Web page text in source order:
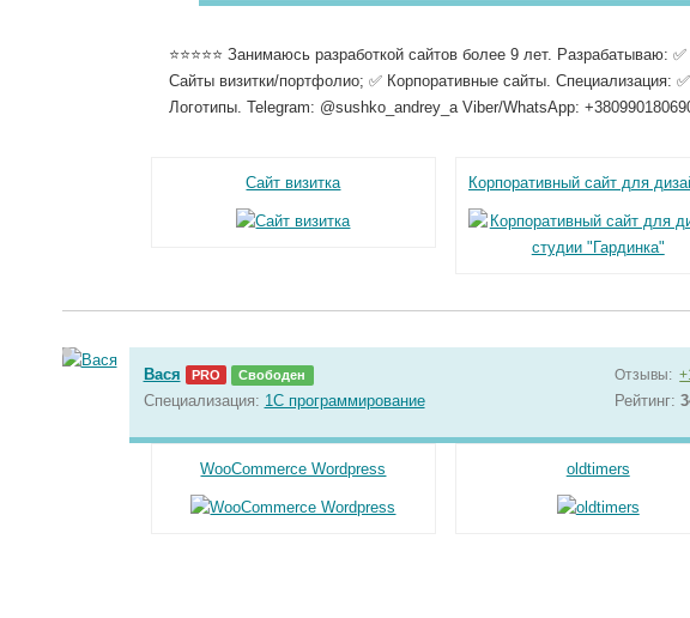
⭐️⭐️⭐️⭐️⭐️ Занимаюсь разработкой сайтов более 9 лет. Разрабатываю:
Сайты визитки/портфолио; ✅ Корпоративные сайты. Специализация:
Логотипы. Telegram: @sushko_andrey_a Viber/WhatsApp:
Сайт визитка
Вася PRO Свободен
Специализация: 1С программирование
Отзывы:
Рейтинг:
WooCommerce Wordpress oldtimers